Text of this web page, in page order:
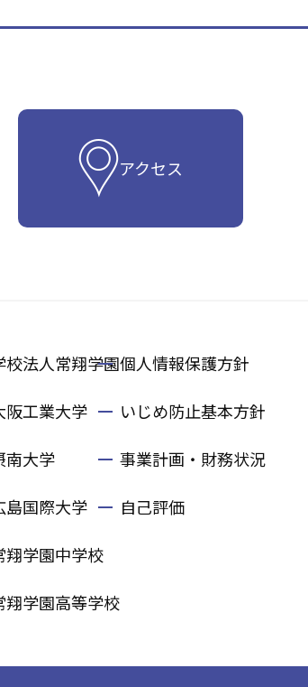
アクセス
校法人常翔学園
阪工業大学
南大学
島国際大学
翔学園中学校
翔学園高等学校
個人情報保護方針
いじめ防止基本方針
事業計画・財務状況
自己評価